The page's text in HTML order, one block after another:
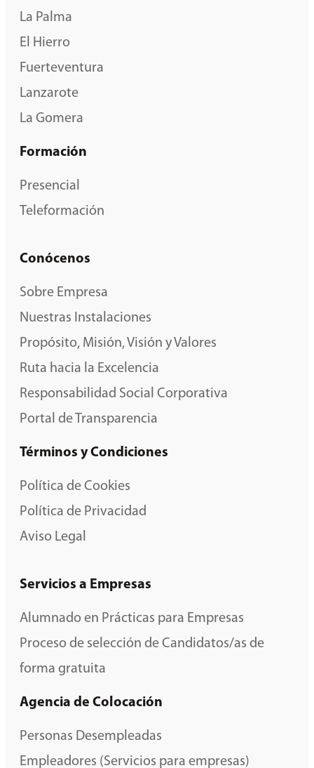
La Palma
El Hierro
Fuerteventura
Lanzarote
La Gomera
Formación
Presencial
Teleformación
Conócenos
Sobre Empresa
Nuestras Instalaciones
Propósito, Misión, Visión y Valores
Ruta hacia la Excelencia
Responsabilidad Social Corporativa
Portal de Transparencia
Términos y Condiciones
Política de Cookies
Política de Privacidad
Aviso Legal
Servicios a Empresas
Alumnado en Prácticas para Empresas
Proceso de selección de Candidatos/as de
forma gratuita
Agencia de Colocación
Personas Desempleadas
Empleadores (Servicios para empresas)